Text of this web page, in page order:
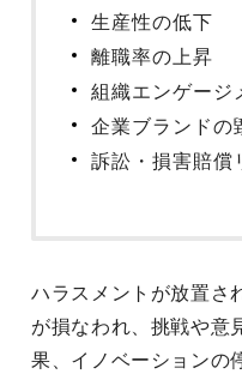
生産性の低下
離職率の上昇
組織エンゲージ
企業ブランドの
訴訟・損害賠償
ハラスメントが放置さ
が損なわれ、挑戦や意
果、イノベーションの